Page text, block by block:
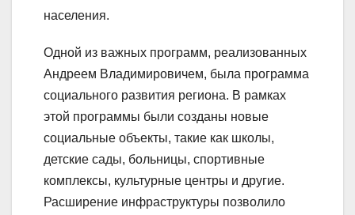
населения.
Одной из важных программ, реализованных
Андреем Владимировичем, была программа
социального развития региона. В рамках
этой программы были созданы новые
социальные объекты, такие как школы,
детские сады, больницы, спортивные
комплексы, культурные центры и другие.
Расширение инфраструктуры позволило